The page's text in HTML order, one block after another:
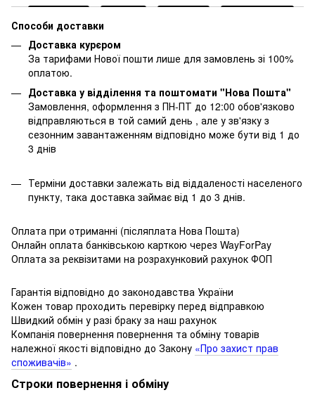
Способи доставки
Доставка курєром
За тарифами Нової пошти лише для замовлень зі 100%
оплатою.
Доставка у відділення та поштомати "Нова Пошта"
Замовлення, оформлення з ПН-ПТ до 12:00 обов'язково
відправляються в той самий день , але у зв'язку з
сезонним завантаженням відповідно може бути від 1 до
3 днів
Терміни доставки залежать від віддаленості населеного
пункту, така доставка займає від 1 до 3 днів.
Оплата при отриманні (післяплата Нова Пошта)
Онлайн оплата банківською карткою через WayForPay
Оплата за реквізитами на розрахунковий рахунок ФОП
Гарантія відповідно до законодавства України
Кожен товар проходить перевірку перед відправкою
Швидкий обмін у разі браку за наш рахунок
Компанія повернення повернення та обміну товарів
належної якості відповідно до Закону «Про захист прав
споживачів» .
Строки повернення і обміну